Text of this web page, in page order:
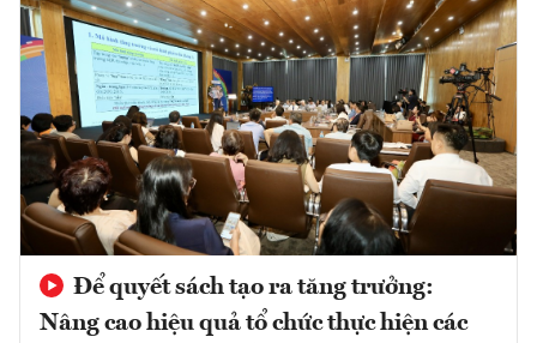
Để quyết sách tạo ra tăng trưởng:
Nâng cao hiệu quả tổ chức thực hiện các